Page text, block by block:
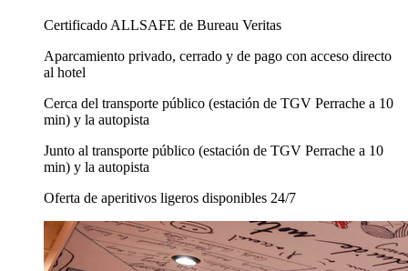
Certificado ALLSAFE de Bureau Veritas
Aparcamiento privado, cerrado y de pago con acceso directo
al hotel
Cerca del transporte público (estación de TGV Perrache a 10
min) y la autopista
Junto al transporte público (estación de TGV Perrache a 10
min) y la autopista
Oferta de aperitivos ligeros disponibles 24/7